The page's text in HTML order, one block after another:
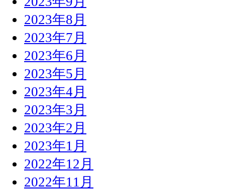
2023年8月
2023年7月
2023年6月
2023年5月
2023年4月
2023年3月
2023年2月
2023年1月
2022年12月
2022年11月